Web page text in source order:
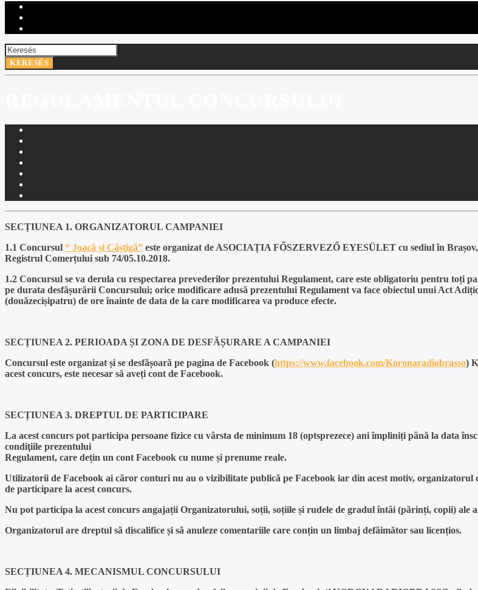
SECȚIUNEA 1. ORGANIZATORUL CAMPANIEI
1.1 Concursul “ Joacă și Câștigă” este organizat de ASOCIAȚIA FŐSZERVEZŐ EYESÜLET cu sediul în
Registrul Comerțului sub 74/05.10.2018.
1.2 Concursul se va derula cu respectarea prevederilor prezentului Regulament, care este obligatoriu pentru
pe durata desfășurării Concursului; orice modificare adusă prezentului Regulament va face obiectul unui Act
(douăzecișipatru) de ore înainte de data de la care modificarea va produce efecte.
SECȚIUNEA 2. PERIOADA ȘI ZONA DE DESFĂȘURARE A CAMPANIEI
Concursul este organizat și se desfășoară pe pagina de Facebook (https://www.facebook.com/Koronaradiobrasso)
acest concurs, este necesar să aveți cont de Facebook.
SECȚIUNEA 3. DREPTUL DE PARTICIPARE
La acest concurs pot participa persoane fizice cu vârsta de minimum 18 (optsprezece) ani împliniți până la data
condiţiile prezentului
Regulament, care dețin un cont Facebook cu nume și prenume reale.
Utilizatorii de Facebook ai căror conturi nu au o vizibilitate publică pe Facebook iar din acest motiv,
de participare la acest concurs.
Nu pot participa la acest concurs angajații Organizatorului, soții, soțiile și rudele de gradul întâi (părinți, copii) ale
Organizatorul are dreptul să discalifice și să anuleze comentariile care conțin un limbaj defăimător sau licențios.
SECȚIUNEA 4. MECANISMUL CONCURSULUI